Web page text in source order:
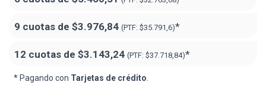
9 cuotas de $3.976,84 (PTF: $35.791,6)*
12 cuotas de $3.143,24 (PTF: $37.718,84)*
* Pagando con Tarjetas de crédito.